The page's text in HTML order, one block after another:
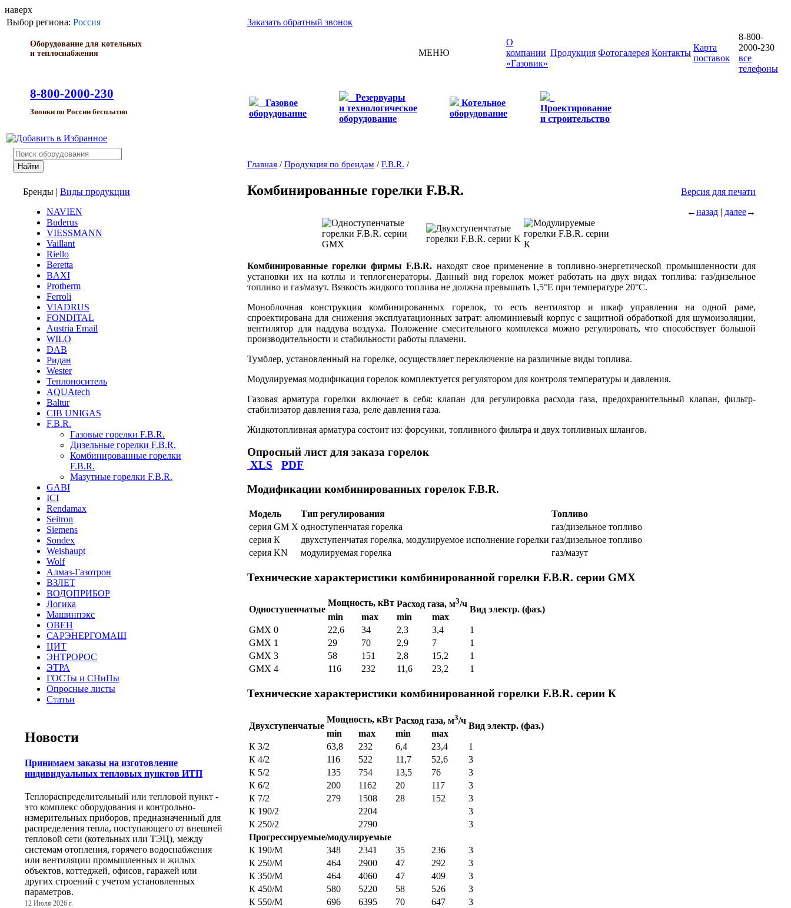
наверх
Выбор региона: Россия
Оборудование для котельных
и теплоснабжения
8-800-2000-230
Звонки по России бесплатно
Заказать обратный звонок
МЕНЮ
О
компании
«Газовик»
Продукция Фотогалерея Контакты
Карта
поставок
8-800-
2000-230
все
телефоны
Газовое
оборудование
Резервуары
и технологическое
оборудование
Котельное
оборудование
Проектирование
и строительство
Бренды | Виды продукции
NAVIEN
Buderus
VIESSMANN
Vaillant
Riello
Beretta
BAXI
Protherm
Ferroli
VIADRUS
FONDITAL
Austria Email
WILO
DAB
Ридан
Wester
Теплоноситель
AQUAtech
Baltur
CIB UNIGAS
F.B.R.
Газовые горелки F.B.R.
Дизельные горелки F.B.R.
Комбинированные горелки
F.B.R.
Мазутные горелки F.B.R.
GABI
ICI
Rendamax
Seitron
Siemens
Sondex
Weishaupt
Wolf
Алмаз-Газотрон
ВЗЛЕТ
ВОДОПРИБОР
Логика
Машинпэкс
ОВЕН
САРЭНЕРГОМАШ
ЦИТ
ЭНТРОРОС
ЭТРА
ГОСТы и СНиПы
Опросные листы
Статьи
Новости
Принимаем заказы на изготовление
индивидуальных тепловых пунктов ИТП
Теплораспределительный или тепловой пункт -
это комплекс оборудования и контрольно-
измерительных приборов, предназначенный для
распределения тепла, поступающего от внешней
тепловой сети (котельных или ТЭЦ), между
системам отопления, горячего водоснабжения
или вентиляции промышленных и жилых
объектов, коттеджей, офисов, гаражей или
других строений с учетом установленных
параметров.
12 Июля 2026 г.
Главная / Продукция по брендам / F.B.R. /
Версия для печати
Комбинированные горелки F.B.R.
←назад | далее→
Комбинированные горелки фирмы F.B.R. находят свое применение в топливно-энергетической промышленности для
установки их на котлы и теплогенераторы. Данный вид горелок может работать на двух видах топлива: газ/дизельное
топливо и газ/мазут. Вязкость жидкого топлива не должна превышать 1,5°Е при температуре 20°С.
Моноблочная конструкция комбинированных горелок, то есть вентилятор и шкаф управления на одной раме,
спроектирована для снижения эксплуатационных затрат: алюминиевый корпус с защитной обработкой для шумоизоляции,
вентилятор для наддува воздуха. Положение смесительного комплекса можно регулировать, что способствует большой
производительности и стабильности работы пламени.
Тумблер, установленный на горелке, осуществляет переключение на различные виды топлива.
Модулируемая модификация горелок комплектуется регулятором для контроля температуры и давления.
Газовая арматура горелки включает в себя: клапан для регулировка расхода газа, предохранительный клапан, фильтр-
стабилизатор давления газа, реле давления газа.
Жидкотопливная арматура состоит из: форсунки, топливного фильтра и двух топливных шлангов.
Опросный лист для заказа горелок
XLS
PDF
Модификации комбинированных горелок F.B.R.
Модель Тип регулирования
Топливо
серия GM X одноступенчатая горелка
газ/дизельное топливо
серия К
двухступенчатая горелка, модулируемое исполнение горелки газ/дизельное топливо
серия KN
модулируемая горелка газ/мазут
Технические характеристики комбинированной горелки F.B.R. серии GMX
Одноступенчатые
Мощность, кВт Расход газа, м3/ч
Вид электр. (фаз.)
min max min
max
GMX 0
22,6 34 2,3 3,4
1
GMX 1
29 70 2,9 7
1
GMX 3
58 151 2,8 15,2
1
GMX 4
116 232 11,6 23,2 1
Технические характеристики комбинированной горелки F.B.R. серии К
Двухступенчатые
Мощность, кВт Расход газа, м3/ч
Вид электр. (фаз.)
min max min
max
К 3/2
63,8 232 6,4 23,4
1
К 4/2
116 522 11,7 52,6
3
К 5/2
135 754 13,5 76
3
К 6/2
200 1162 20 117
3
К 7/2
279 1508 28 152
3
К 190/2
2204
3
К 250/2
2790
3
Прогрессируемые/модулируемые
К 190/М
348 2341 35 236
3
К 250/М
464 2900 47 292
3
К 350/М
464 4060 47 409
3
К 450/М
580 5220 58 526
3
К 550/М
696 6395 70 647 3